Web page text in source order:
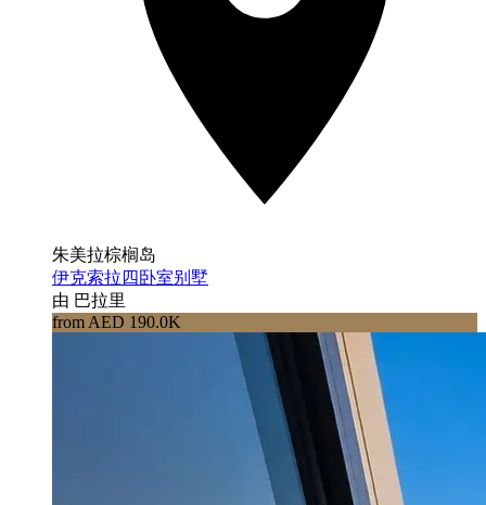
朱美拉棕榈岛
伊克索拉四卧室别墅
由 巴拉里
from AED 190.0K